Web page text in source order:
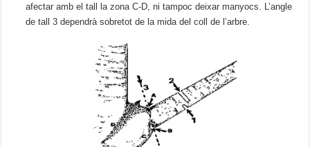
afectar amb el tall la zona C-D, ni tampoc deixar manyocs. L’angle
de tall 3 dependrà sobretot de la mida del coll de l’arbre.